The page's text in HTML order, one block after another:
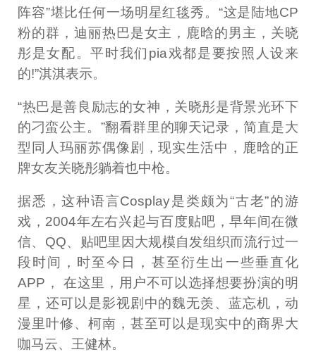
阵容”堪比任何一场明星红毯秀。“这是陆地CP
粉的群，迪丽热巴是女主，鹿晗的男主，关晓
彤是女配。平时我们pia戏都是要按照人设来
的!”淇淇表示。
“热巴是善良励志的女神，关晓彤是背景光环下
的刁蛮公主。”翻看群里的聊天记录，简直是大
型同人玛丽苏偶像剧，现实生活中，鹿晗的正
牌女友关晓彤躺着也中枪。
据悉，这种语言Cosplay是类颇为“古老”的游
戏，2004年左右兴起与百度贴吧，早年间在微
信、QQ、贴吧里因大规模自发组织而流行过一
段时间，时至今日，甚至衍生出一些垂直化
APP， 在这里，用户不可以选择想要扮演的明
星，还可以是影视剧中的魏无羡、蓝忘机，动
漫里叶修、柯南，甚至可以是现实中的商界大
咖马云、王健林。